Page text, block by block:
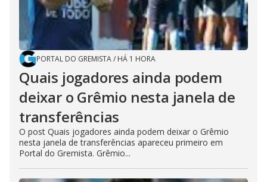
PORTAL DO GREMISTA/ HÁ 1 HORA
Quais jogadores ainda podem
deixar o Grêmio nesta janela de
transferências
O post Quais jogadores ainda podem deixar o Grêmio
nesta janela de transferências apareceu primeiro em
Portal do Gremista. Grêmio...